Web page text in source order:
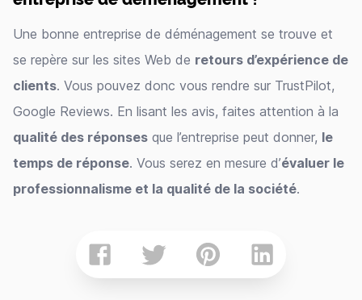
Une bonne entreprise de déménagement se trouve et
se repère sur les sites Web de retours d’expérience de
clients. Vous pouvez donc vous rendre sur TrustPilot,
Google Reviews. En lisant les avis, faites attention à la
qualité des réponses que l’entreprise peut donner, le
temps de réponse. Vous serez en mesure d’évaluer le
professionnalisme et la qualité de la société.